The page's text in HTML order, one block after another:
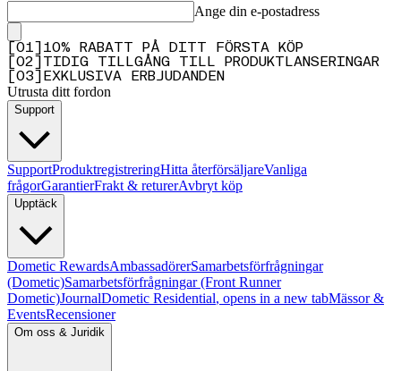
Ange din e-postadress
01
10% RABATT PÅ DITT FÖRSTA KÖP
02
TIDIG TILLGÅNG TILL PRODUKTLANSERINGAR
03 EXKLUSIVA ERBJUDANDEN
Utrusta ditt fordon
Support
SupportProduktregistreringHitta återförsäljareVanliga
frågorGarantierFrakt & returerAvbryt köp
Upptäck
Dometic RewardsAmbassadörerSamarbetsförfrågningar
(Dometic)Samarbetsförfrågningar (Front Runner
Dometic)JournalDometic Residential, opens in a new tabMässor &
EventsRecensioner
Om oss & Juridik